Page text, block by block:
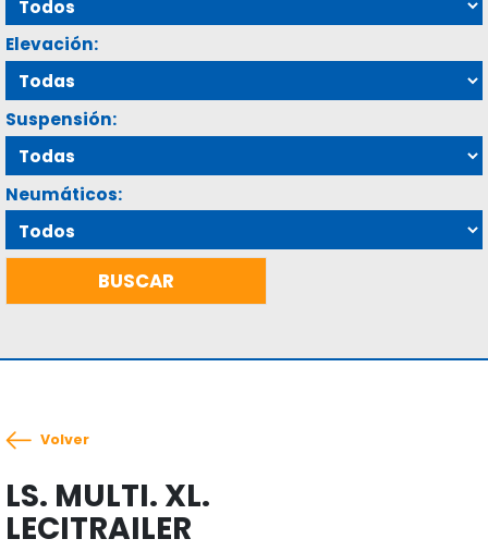
Elevación:
Suspensión:
Neumáticos:
Volver
LS. MULTI. XL.
LECITRAILER